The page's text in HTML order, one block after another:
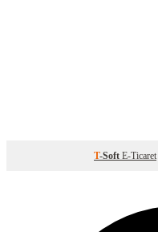
T-Soft E-Ticaret